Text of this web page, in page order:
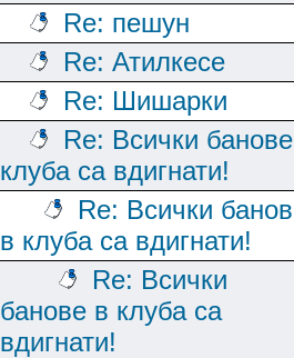
Re: пешун
Re: Атилкесе
Re: Шишарки
Re: Всички
клуба са вдигнати!
Re: Всички
в клуба са вдигнати!
Re: Всички
банове в клуба са
вдигнати!